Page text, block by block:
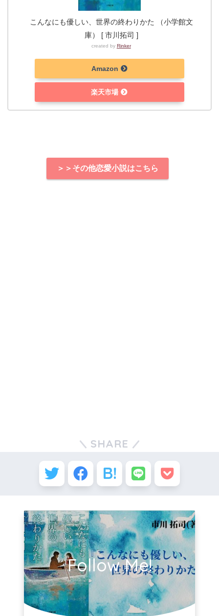
こんなにも優しい、世界の終わりかた （小学館文
庫） [ 市川拓司 ]
created by Rinker
Amazon
楽天市場
＞＞その他恋愛小説はこちら
SHARE
Follow Me!